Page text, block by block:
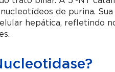
de purina. Sua
hepática, refletindo